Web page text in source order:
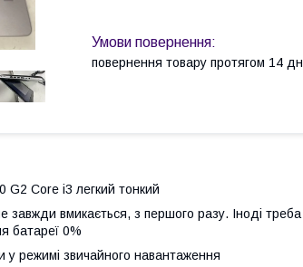
повернення товару протягом 14
G2 Core i3 легкий тонкий
вмикається, з першого разу. Іноді
батареї 0%
режимі звичайного навантаження